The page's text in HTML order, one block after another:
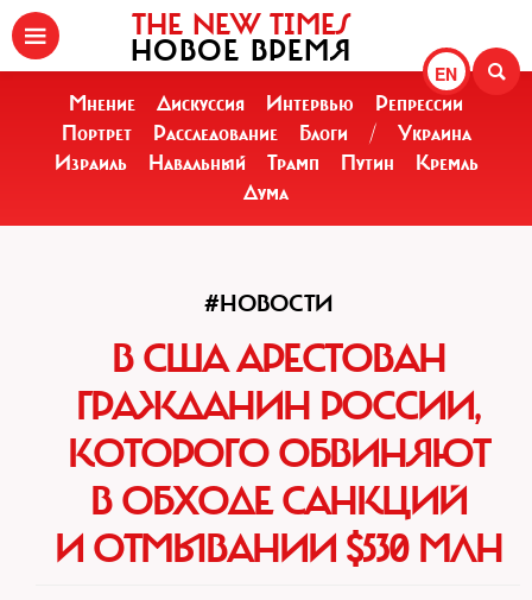
EN
THE NEW TIMES
НОВОЕ ВРЕМЯ
Мнение Дискуссия Интервью
Репрессии
Портрет
Расследование Блоги /
Украина
Израиль
Навальный Трамп Путин
Кремль
Дума
#НОВОСТИ
В США АРЕСТОВАН
ГРАЖДАНИН РОССИИ,
КОТОРОГО ОБВИНЯЮТ
В ОБХОДЕ САНКЦИЙ
И ОТМЫВАНИИ $530 МЛН